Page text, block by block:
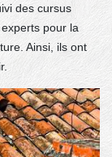
des cursus
pour la
Ainsi, ils ont